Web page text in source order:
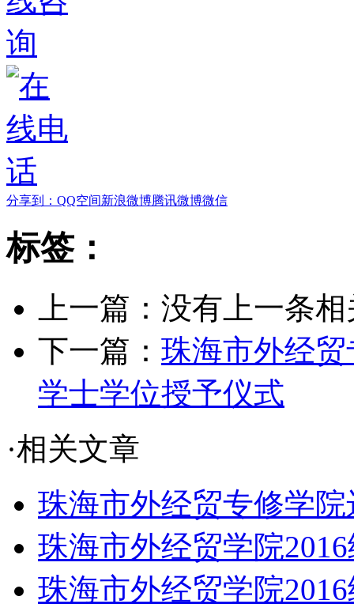
分享到： QQ空间新浪微博腾讯微博微信
标签：
上一篇：没有上一条
下一篇： 珠海市外经
学士学位授予仪式
·相关文章
珠海市外经贸专修学
珠海市外经贸学院
珠海市外经贸学院